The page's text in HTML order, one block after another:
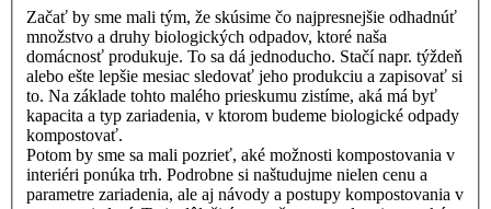
Začať by sme mali tým, že skúsime čo najpresnejšie odhadnúť
množstvo a druhy biologických odpadov, ktoré naša
domácnosť produkuje. To sa dá jednoducho. Stačí napr. týždeň
alebo ešte lepšie mesiac sledovať jeho produkciu a zapisovať si
to. Na základe tohto malého prieskumu zistíme, aká má byť
kapacita a typ zariadenia, v ktorom budeme biologické odpady
kompostovať.
Potom by sme sa mali pozrieť, aké možnosti kompostovania v
interiéri ponúka trh. Podrobne si naštudujme nielen cenu a
parametre zariadenia, ale aj návody a postupy kompostovania v